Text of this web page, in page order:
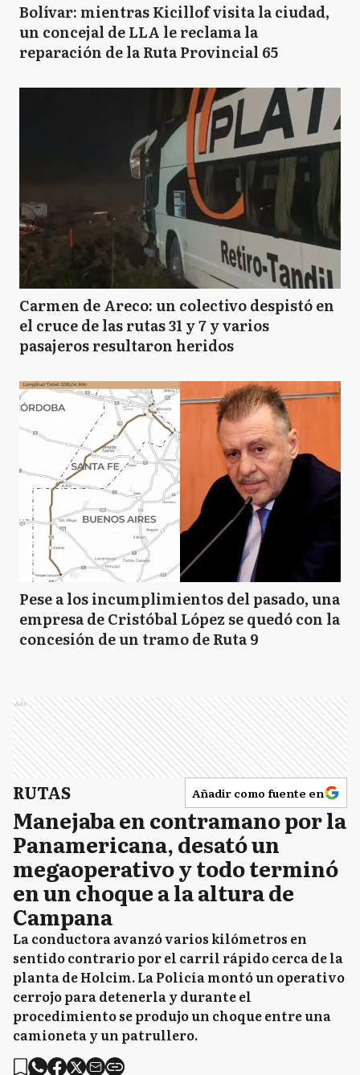
Bolívar: mientras Kicillof visita la ciudad,
un concejal de LLA le reclama la
reparación de la Ruta Provincial 65
Carmen de Areco: un colectivo despistó en
el cruce de las rutas 31 y 7 y varios
pasajeros resultaron heridos
Pese a los incumplimientos del pasado, una
empresa de Cristóbal López se quedó con la
concesión de un tramo de Ruta 9
Ads
RUTAS Añadir como fuente en
Manejaba en contramano por la
Panamericana, desató un
megaoperativo y todo terminó
en un choque a la altura de
Campana
La conductora avanzó varios kilómetros en
sentido contrario por el carril rápido cerca de la
planta de Holcim. La Policía montó un operativo
cerrojo para detenerla y durante el
procedimiento se produjo un choque entre una
camioneta y un patrullero.